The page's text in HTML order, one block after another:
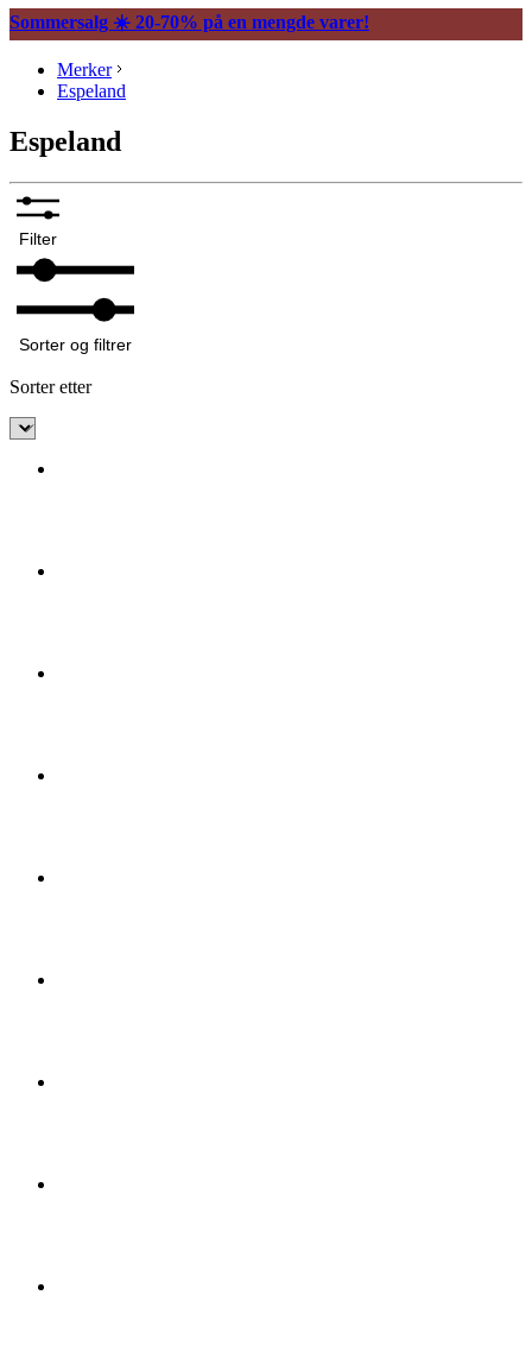
Sommersalg ☀️ 20-70% på en mengde varer!
Merker
Espeland
Espeland
Filter
Sorter og filtrer
Sorter etter